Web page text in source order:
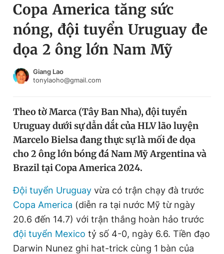
Chuyên mục
Chuyên mục khác
Chào ngày mới
Video Magazine
Sản phẩm khác
Tiện ích Bạn cần biết
Thông tin tòa soạn Liên hệ quảng cáo
Đổi mật khẩu
Tin đã lưu
Đăng xuất
Copa America tăng sức
nóng, đội tuyển Uruguay đe
dọa 2 ông lớn Nam Mỹ
Giang Lao
tonylaoho@gmail.com
Theo tờ Marca (Tây Ban Nha), đội tuyển
Uruguay dưới sự dẫn dắt của HLV lão luyện
Marcelo Bielsa đang thực sự là mối đe dọa
cho 2 ông lớn bóng đá Nam Mỹ Argentina và
Brazil tại Copa America 2024.
Đội tuyển Uruguay vừa có trận chạy đà trước
Copa America (diễn ra tại nước Mỹ từ ngày
20.6 đến 14.7) với trận thắng hoàn hảo trước
đội tuyển Mexico tỷ số 4-0, ngày 6.6. Tiền đạo
Darwin Nunez ghi hat-trick cùng 1 bàn của